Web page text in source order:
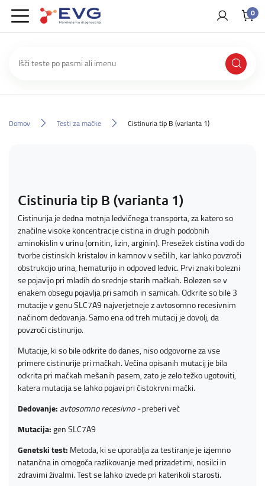
0
Domov Testi za mačke Cistinuria tip B (varianta 1)
Cistinuria tip B (varianta 1)
Cistinurija je dedna motnja ledvičnega transporta, za katero so
značilnevisoke koncentracije cistina in drugih podobnih
aminokislin v urinu (ornitin, lizin, arginin). Presežek cistina vodi do
tvorbe cistinskih kristalov in kamnov v sečilih, kar lahko povzroči
obstrukcijo urina, hematurijo in odpoved ledvic. Prvi znaki bolezni
se pojavijo pri mladih do srednje starih mačkah. Bolezen se v
enakem obsegu pojavlja pri samcih in samicah. Odkrite so bile 3
mutacije v genu SLC7A9 najverjetneje z avtosomno recesivnim
načinom dedovanja. Samo ena od treh mutacij je dovolj, da
povzroči cistinurijo.
Mutacije, ki so bile odkrite do danes, niso odgovorne za vse
primere cistinurije pri mačkah. Večina opisanih mutacij je bila
odkrita pri mačkah mešanih pasem, zato je zelo težko ugotoviti,
katera mutacija se lahko pojavi pri čistokrvni mački.
Dedovanje:avtosomno recesivno -preberi več
Mutacija:gen SLC7A9
Genetski test:Metoda, ki se uporablja za testiranje je izjemno
natančna in omogoča razlikovanje med prizadetimi, nosilci in
zdravimi živalmi. Test se lahko izvede pri katerikoli starosti.